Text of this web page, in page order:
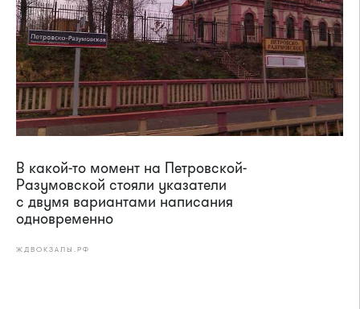
В какой-то момент на Петровской-
Разумовской стояли указатели
с двумя вариантами написания
одновременно
ЖДВОКЗАЛЫ.РФ